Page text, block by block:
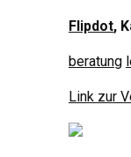
Flipdot,
beratung
Link zur